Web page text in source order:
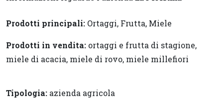
Prodotti principali: Ortaggi, Frutta, Miele
Prodotti in vendita: ortaggi e frutta di stagione,
miele di acacia, miele di rovo, miele millefiori
Tipologia: azienda agricola